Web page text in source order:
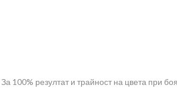
100% резултат и трайност на цвета при